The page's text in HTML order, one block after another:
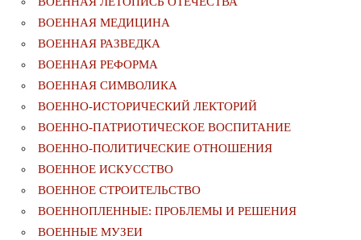
ВОЕННАЯ МЕДИЦИНА
ВОЕННАЯ РАЗВЕДКА
ВОЕННАЯ РЕФОРМА
ВОЕННАЯ СИМВОЛИКА
ВОЕННО-ИСТОРИЧЕСКИЙ ЛЕКТОРИЙ
ВОЕННО-ПАТРИОТИЧЕСКОЕ ВОСПИТАНИЕ
ВОЕННО-ПОЛИТИЧЕСКИE ОТНОШЕНИЯ
ВОЕННОЕ ИСКУССТВО
ВОЕННОЕ СТРОИТЕЛЬСТВО
ВОЕННОПЛЕННЫЕ: ПРОБЛЕМЫ И РЕШЕНИЯ
ВОЕННЫЕ МУЗЕИ